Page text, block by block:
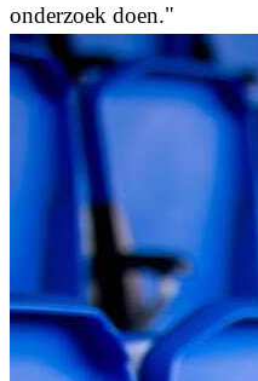
onderzoek doen."